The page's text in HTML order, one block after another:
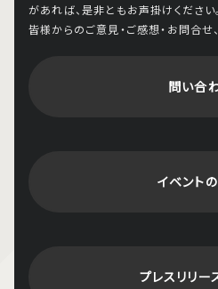
があれば、是非ともお声掛けください。
皆様からのご意見・ご感想・お問合せ
問い合
イベント
プレスリリー